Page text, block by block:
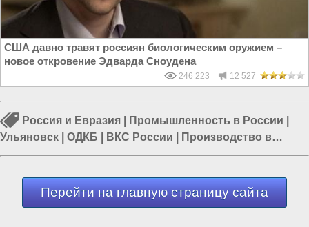
США давно травят россиян биологическим оружием –
новое откровение Эдварда Сноудена
246 223 12 527
Россия и Евразия Промышленность в России
Ульяновск
ОДКБ ВКС России
Производство в
России|Война в Ливии
Перейти на главную страницу сайта